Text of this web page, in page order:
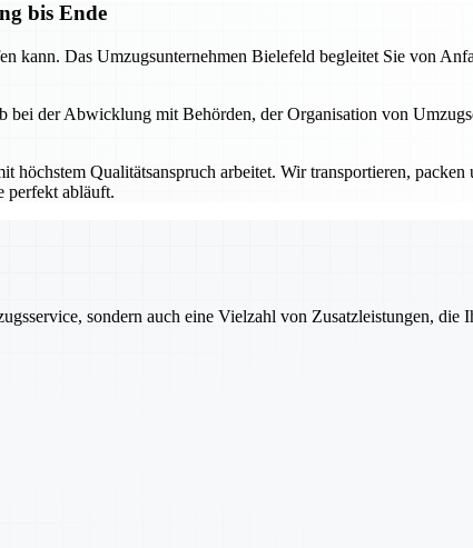
bis Ende
kann. Das Umzugsunternehmen Bielefeld begleitet Sie von
der Abwicklung mit Behörden, der Organisation von
Qualitätsanspruch arbeitet. Wir transportieren, packen
perfekt abläuft.
sondern auch eine Vielzahl von Zusatzleistungen, die